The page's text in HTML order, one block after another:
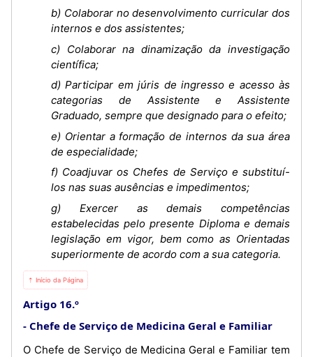
b) Colaborar no desenvolvimento curricular dos
internos e dos assistentes;
c) Colaborar na dinamização da investigação
científica;
d) Participar em júris de ingresso e acesso às
categorias de Assistente e Assistente
Graduado, sempre que designado para o efeito;
e) Orientar a formação de internos da sua área
de especialidade;
f) Coadjuvar os Chefes de Serviço e substituí-
los nas suas ausências e impedimentos;
g) Exercer as demais competências
estabelecidas pelo presente Diploma e demais
legislação em vigor, bem como as Orientadas
superiormente de acordo com a sua categoria.
⇡ Início da Página
Artigo 16.º
Chefe de Serviço de Medicina Geral e Familiar
O Chefe de Serviço de Medicina Geral e Familiar tem